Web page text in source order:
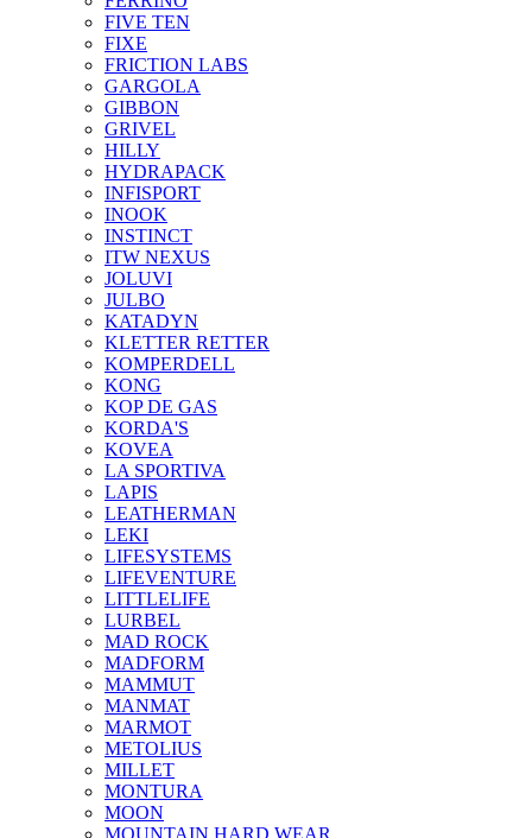
FIVE TEN
FIXE
FRICTION LABS
GARGOLA
GIBBON
GRIVEL
HILLY
HYDRAPACK
INFISPORT
INOOK
INSTINCT
ITW NEXUS
JOLUVI
JULBO
KATADYN
KLETTER RETTER
KOMPERDELL
KONG
KOP DE GAS
KORDA'S
KOVEA
LA SPORTIVA
LAPIS
LEATHERMAN
LEKI
LIFESYSTEMS
LIFEVENTURE
LITTLELIFE
LURBEL
MAD ROCK
MADFORM
MAMMUT
MANMAT
MARMOT
METOLIUS
MILLET
MONTURA
MOON
MOUNTAIN HARD WEAR